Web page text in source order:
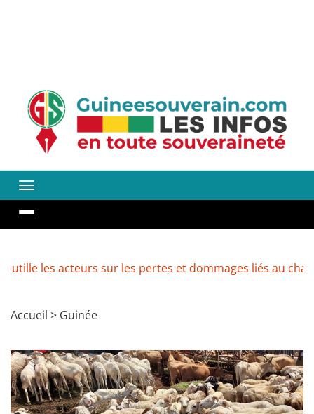
sur les pertes et dommages liés au changement
Accueil > Guinée